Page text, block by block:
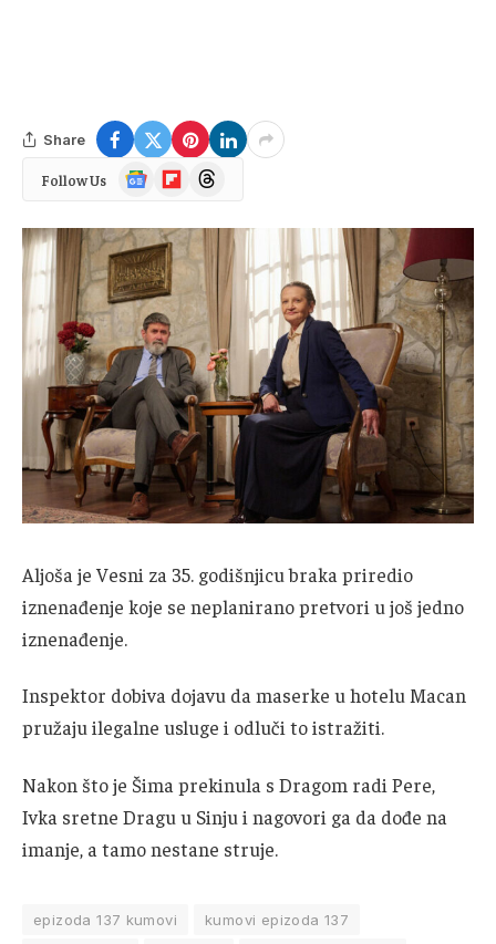
Share
Follow Us
Google
News
FlipboardThreads
Aljoša je Vesni za 35. godišnjicu braka priredio
iznenađenje koje se neplanirano pretvori u još jedno
iznenađenje.
Inspektor dobiva dojavu da maserke u hotelu Macan
pružaju ilegalne usluge i odluči to istražiti.
Nakon što je Šima prekinula s Dragom radi Pere,
Ivka sretne Dragu u Sinju i nagovori ga da dođe na
imanje, a tamo nestane struje.
epizoda 137 kumovi
kumovi epizoda 137